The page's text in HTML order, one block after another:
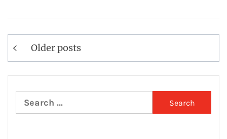
Posts
navigation
Older posts
Search
for: